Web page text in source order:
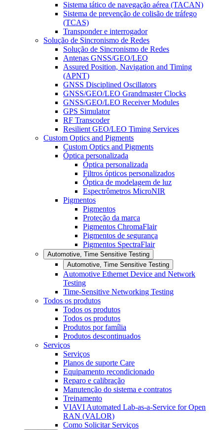
Sistema tático de navegação aérea (TACAN)
Sistema de prevenção de colisão de tráfego
(TCAS)
Transponder e interrogador
Solução de Sincronismo de Redes
Solução de Sincronismo de Redes
Antenas GNSS/GEO/LEO
Assured Position, Navigation and Timing
(APNT)
GNSS Disciplined Oscillators
GNSS/GEO/LEO Grandmaster Clocks
GNSS/GEO/LEO Receiver Modules
GPS Simulator
RF Transcoder
Resilient GEO/LEO Timing Services
Custom Optics and Pigments
Custom Optics and Pigments
Óptica personalizada
Óptica personalizada
Filtros ópticos personalizados
Óptica de modelagem de luz
Espectrômetros MicroNIR
Pigmentos
Pigmentos
Proteção da marca
Pigmentos ChromaFlair
Pigmentos de segurança
Pigmentos SpectraFlair
Automotive, Time Sensitive Testing
Automotive, Time Sensitive Testing
Automotive Ethernet Device and Network
Testing
Time-Sensitive Networking Testing
Todos os produtos
Todos os produtos
Todos os produtos
Produtos por família
Produtos descontinuados
Serviços
Serviços
Planos de suporte Care
Equipamento recondicionado
Reparo e calibração
Manutenção do sistema e contratos
Treinamento
VIAVI Automated Lab-as-a-Service for Open
RAN (VALOR)
Como Solicitar Serviços